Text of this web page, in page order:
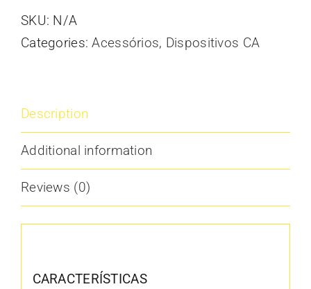
SKU: N/A
Categories:Acessórios, Dispositivos CA
Description
Additional information
Reviews (0)
CARACTERÍSTICAS